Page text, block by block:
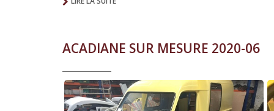
ACADIANE SUR MESURE 2020-06